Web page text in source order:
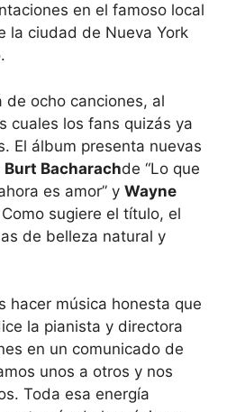
en el famoso local
la ciudad de Nueva York
de ocho canciones, al
cuales los fans quizás ya
El álbum presenta nuevas
Burt Bacharachde “Lo que
es amor” y Wayne
Como sugiere el título, el
de belleza natural y
hacer música honesta que
la pianista y directora
en un comunicado de
unos a otros y nos
Toda esa energía